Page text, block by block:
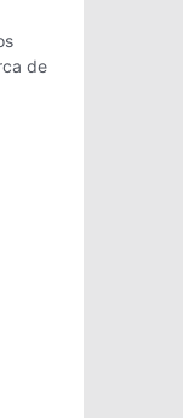
de